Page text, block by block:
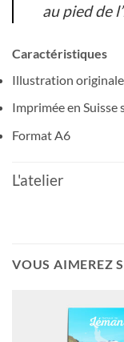
au pied de
Caractéristiques
Illustration
Imprimée en
Format A6
L'atelier
VOUS AIMEREZ